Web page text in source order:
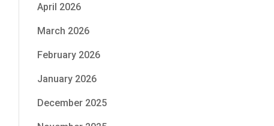
April 2026
March 2026
February 2026
January 2026
December 2025